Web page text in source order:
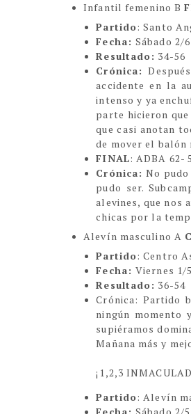
Infantil femenino B
Partido: Santo
Fecha:Sábado 2/
Resultado: 34-56
Crónica:
accidente en la
intenso y ya
parte hicieron
que casi anotan
de mover el balón
FINAL: ADBA 62-
Crónica: No
pudo ser.
alevines, que nos
chicas por la
Alevín masculino A
Partido: Centro
Fecha:Viernes 1/
Resultado: 36-54
Crónica: Partido
ningún momento
supiéramos
Mañana más y
¡1,2,3
Partido: Alevín